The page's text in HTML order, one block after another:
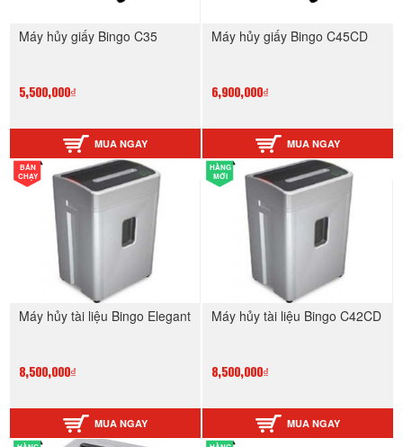
Máy hủy giấy Bingo C35
5,500,000₫
MUA NGAY
Máy hủy giấy Bingo C45CD
6,900,000₫
MUA NGAY
BÁN
CHẠY
Máy hủy tài liệu Bingo Elegant
8,500,000₫
MUA NGAY
HÀNG
MỚI
Máy hủy tài liệu Bingo C42CD
8,500,000₫
MUA NGAY